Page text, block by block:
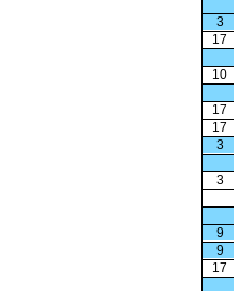
3
17
10
17
17
3
3
9
9
17